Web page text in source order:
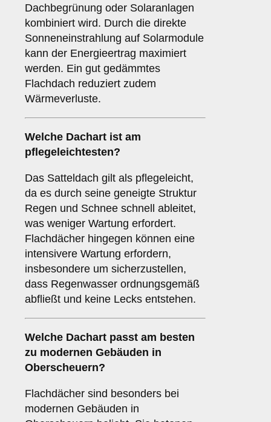
Dachbegrünung oder Solaranlagen
kombiniert wird. Durch die direkte
Sonneneinstrahlung auf Solarmodule
kann der Energieertrag maximiert
werden. Ein gut gedämmtes
Flachdach reduziert zudem
Wärmeverluste.
Welche Dachart ist am
pflegeleichtesten?
Das Satteldach gilt als pflegeleicht,
da es durch seine geneigte Struktur
Regen und Schnee schnell ableitet,
was weniger Wartung erfordert.
Flachdächer hingegen können eine
intensivere Wartung erfordern,
insbesondere um sicherzustellen,
dass Regenwasser ordnungsgemäß
abfließt und keine Lecks entstehen.
Welche Dachart passt am besten
zu modernen Gebäuden in
Oberscheuern?
Flachdächer sind besonders bei
modernen Gebäuden in